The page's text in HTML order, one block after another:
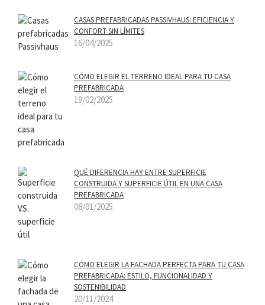
CASAS PREFABRICADAS PASSIVHAUS: EFICIENCIA Y
CONFORT SIN LÍMITES
16/04/2025
CÓMO ELEGIR EL TERRENO IDEAL PARA TU CASA
PREFABRICADA
19/02/2025
QUÉ DIFERENCIA HAY ENTRE SUPERFICIE
CONSTRUIDA Y SUPERFICIE ÚTIL EN UNA CASA
PREFABRICADA
08/01/2025
CÓMO ELEGIR LA FACHADA PERFECTA PARA TU CASA
PREFABRICADA: ESTILO, FUNCIONALIDAD Y
SOSTENIBILIDAD
20/11/2024